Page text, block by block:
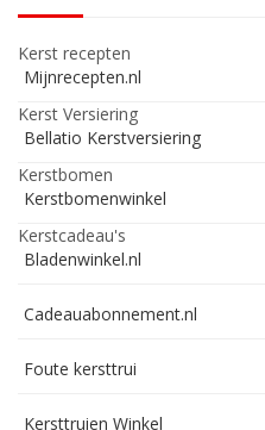
Kerst recepten
Mijnrecepten.nl
Kerst Versiering
Bellatio Kerstversiering
Kerstbomen
Kerstbomenwinkel
Kerstcadeau's
Bladenwinkel.nl
Cadeauabonnement.nl
Foute kersttrui
Kersttruien Winkel